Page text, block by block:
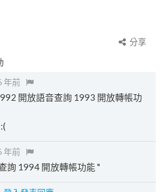
分享
年前
開放語音查詢 1993 開放轉帳功
年前
詢 1994 開放轉帳功能 "